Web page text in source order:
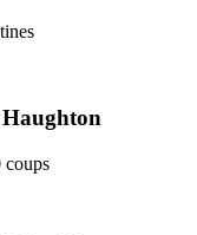
Haughton
coups